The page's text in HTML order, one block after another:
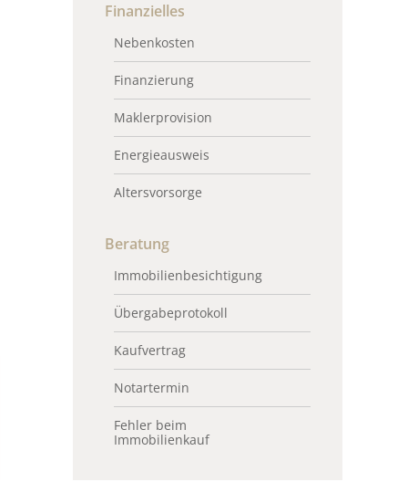
Finanzielles
Nebenkosten
Finanzierung
Maklerprovision
Energieausweis
Altersvorsorge
Beratung
Immobilienbesichtigung
Übergabeprotokoll
Kaufvertrag
Notartermin
Fehler beim
Immobilienkauf